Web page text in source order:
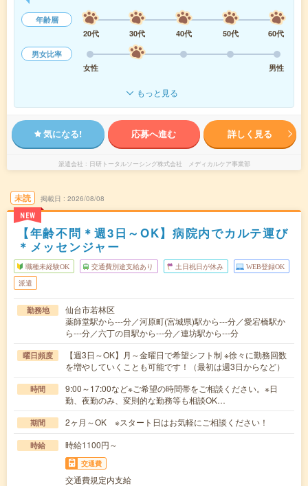
年齢層
20代
30代 40代 50代
60代
男女比率
女性
男性
もっと見る
気になる! 応募へ進む 詳しく見る
派遣会社 日研トータルソーシング株式会社 メディカルケア事業部
未読
NEW
掲載日 2026/08/08
【年齢不問＊週3日～OK】病院内でカルテ運び
＊メッセンジャー
職種未経験OK 交通費別途支給あり 土日祝日が休み WEB登録OK
派遣
勤務地
仙台市若林区
薬師堂駅から---分／河原町(宮城県)駅から---分／愛宕橋駅か
ら---分／六丁の目駅から---分／連坊駅から---分
曜日頻度
【週3日～OK】月～金曜日で希望シフト制 ※徐々に勤務回数
を増やしていくことも可能です！（最初は週3日からなど）
時間
9:00～17:00など※ご希望の時間帯をご相談ください。※日
勤、夜勤のみ、変則的な勤務等も相談OK…
期間 2ヶ月～OK ※スタート日はお気軽にご相談ください！
時給 時給1100円～
交通費
交通費規定内支給